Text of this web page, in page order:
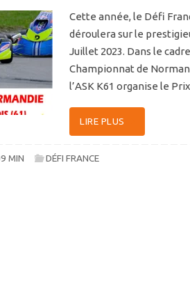
Cette année, le Défi
déroulera sur le
Juillet 2023. Dans le
Championnat de
l’ASK K61 organise le
LIRE PLUS
MIN DÉFI FRANCE